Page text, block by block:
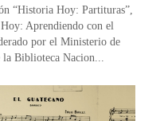
“Historia Hoy: Partituras”,
Aprendiendo con el
por el Ministerio de
la Biblioteca Nacion...